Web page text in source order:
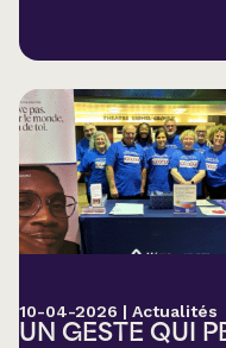
10-04-2026 | Actualités
UN GESTE QUI